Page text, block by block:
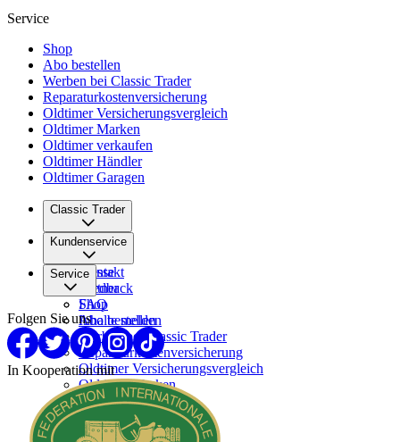
Service
Shop
Abo bestellen
Werben bei Classic Trader
Reparaturkostenversicherung
Oldtimer Versicherungsvergleich
Oldtimer Marken
Oldtimer verkaufen
Oldtimer Händler
Oldtimer Garagen
Classic Trader
Über uns
Karriere
Presse
Partner
Kundenservice
Kontakt
Feedback
FAQ
Inhalte melden
Service
Shop
Abo bestellen
Werben bei Classic Trader
Reparaturkostenversicherung
Oldtimer Versicherungsvergleich
Oldtimer Marken
Oldtimer verkaufen
Oldtimer Händler
Oldtimer Garagen
Folgen Sie uns
In Kooperation mit